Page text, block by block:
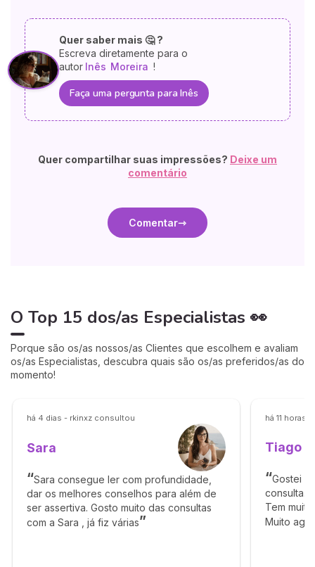
Quer saber mais 🤔 ?
Escreva diretamente para o
autor Inês Moreira !
Faça uma pergunta para Inês
Quer compartilhar suas impressões? Deixe um
comentário
Comentar
O Top 15 dos/as Especialistas 👀
Porque são os/as nossos/as Clientes que escolhem e avaliam
os/as Especialistas, descubra quais são os/as preferidos/as do
momento!
há 4 dias - rkinxz consultou
Sara
Sara consegue ler com profundidade,
dar os melhores conselhos para além de
ser assertiva. Gosto muito das consultas
com a Sara , já fiz várias
há 11 horas
Tiago
Gostei
consulta.
Tem
Muito